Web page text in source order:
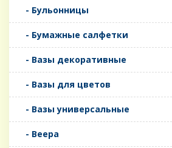
- Бульонницы
- Бумажные салфетки
- Вазы декоративные
- Вазы для цветов
- Вазы универсальные
- Веера